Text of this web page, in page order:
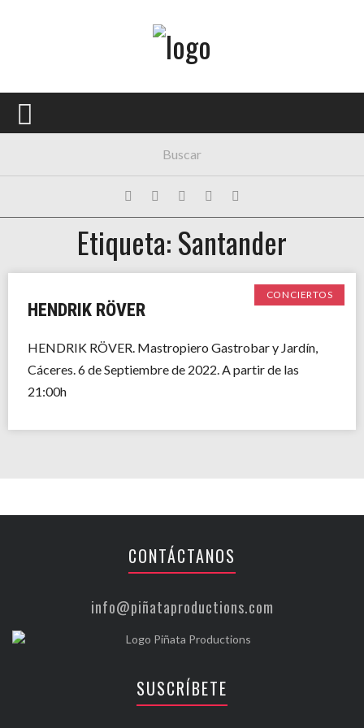
PORTADA
FESTIVALES
EXPOSICIONES
HISTORIAS
Etiqueta: Santander
CONCIERTOS
HENDRIK RÖVER
HENDRIK RÖVER. Mastropiero Gastrobar y Jardín,
Cáceres. 6 de Septiembre de 2022. A partir de las
21:00h
CONTÁCTANOS
info@piñataproductions.com
SUSCRÍBETE